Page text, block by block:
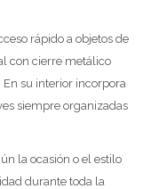
rápido a objetos de
con cierre metálico
su interior incorpora
siempre organizadas
la ocasión o el estilo
durante toda la